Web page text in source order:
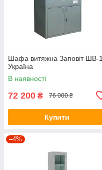
Шафа витяжна Заповіт ШВ-1,
Україна
В наявності
72 200 ₴ 76 000 ₴
Купити
–4%